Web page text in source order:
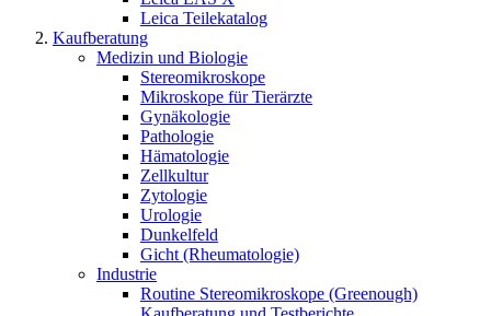
Leica Teilekatalog
Kaufberatung
Medizin und Biologie
Stereomikroskope
Mikroskope für Tierärzte
Gynäkologie
Pathologie
Hämatologie
Zellkultur
Zytologie
Urologie
Dunkelfeld
Gicht (Rheumatologie)
Industrie
Routine Stereomikroskope (Greenough)